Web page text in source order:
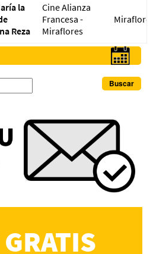
la
Reza
Cine Alianza
Francesa -
Miraflores